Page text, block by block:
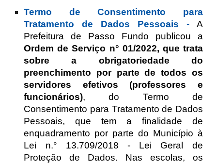
Termo de Consentimento para
Tratamento de Dados Pessoais -A
Prefeitura de Passo Fundo publicou a
Ordem de Serviço n° 01/2022, que trata
sobre a obrigatoriedade do
preenchimento por parte de todos os
servidores efetivos (professores e
funcionários), do Termo de
Consentimento para Tratamento de Dados
Pessoais, que tem a finalidade de
enquadramento por parte do Município à
Lei n.° 13.709/2018 - Lei Geral de
Proteção de Dados. Nas escolas, os